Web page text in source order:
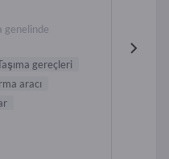
genelinde
gereçleri
aracı